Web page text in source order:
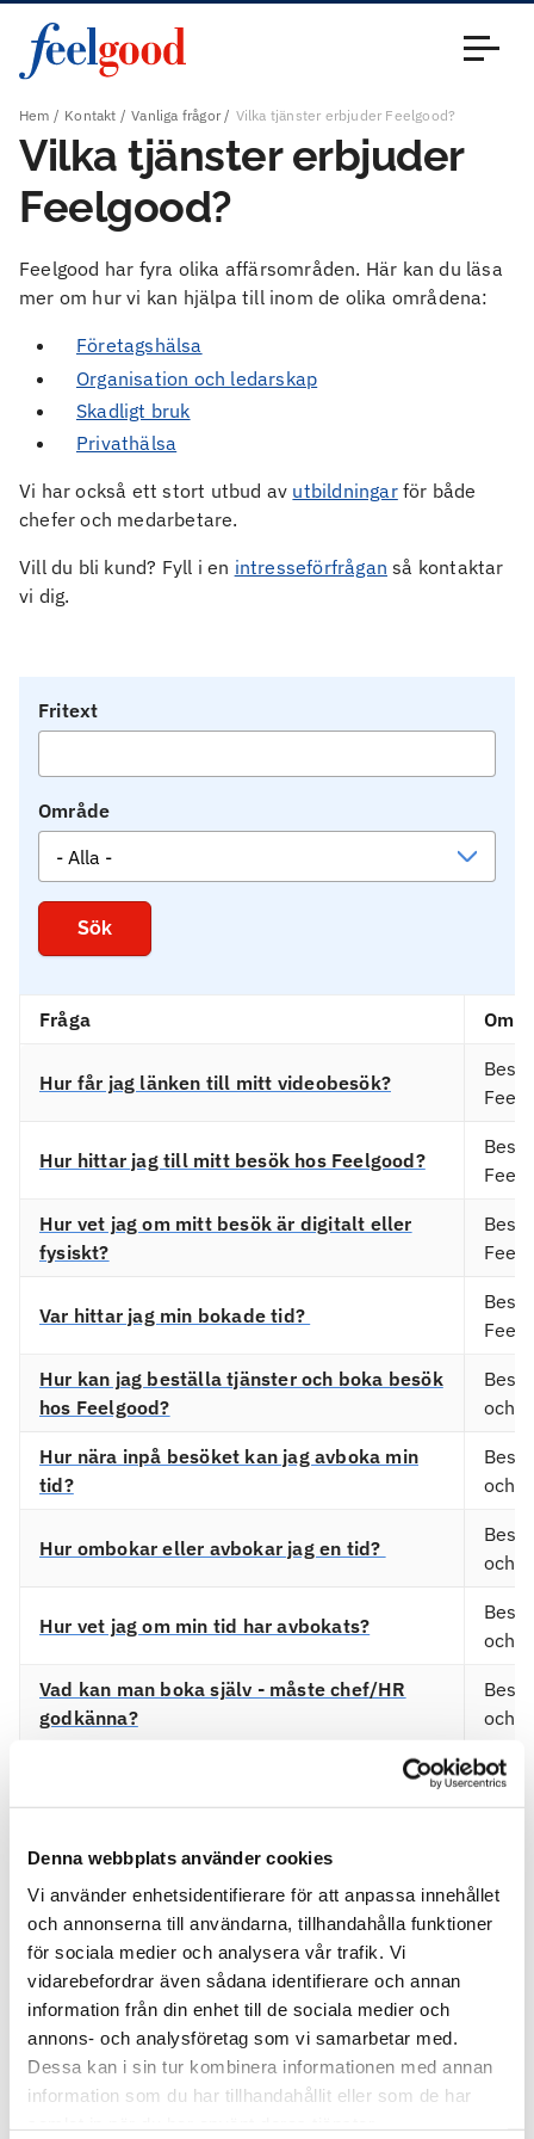
Denna webbplats använder cookies
Vi använder enhetsidentifierare för att anpassa innehållet
och annonserna till användarna, tillhandahålla funktioner
för sociala medier och analysera vår trafik. Vi
vidarebefordrar även sådana identifierare och annan
information från din enhet till de sociala medier och
annons- och analysföretag som vi samarbetar med.
Dessa kan i sin tur kombinera informationen med annan
information som du har tillhandahållit eller som de har
Hem Kontakt Vanliga frågor Vilka tjänster erbjuder Feelgood?
Vilka tjänster erbjuder
Feelgood?
Feelgood har fyra olika affärsområden. Här kan du läsa
mer om hur vi kan hjälpa till inom de olika områdena:
Företagshälsa
Organisation och ledarskap
Skadligt bruk
Privathälsa
Vi har också ett stort utbud av utbildningarför både
chefer och medarbetare.
Vill du bli kund? Fyll i en intresseförfrågan så kontaktar
vi dig.
Fritext
Område
Fråga
Hur får jag länken till mitt videobesök?
Hur hittar jag till mitt besök hos Feelgood?
Hur vet jag om mitt besök är digitalt eller
fysiskt?
Var hittar jag min bokade tid?
Hur kan jag beställa tjänster och boka besök
hos Feelgood?
och
Hur nära inpå besöket kan jag avboka min
tid?
och
Hur ombokar eller avbokar jag en tid?
och
Hur vet jag om min tid har avbokats?
och
Vad kan man boka själv - måste chef/HR
godkänna?
och
Varför skickas inte fakturaunderlaget med
Vart kan jag vända mig med fakturafrågor
om jag inte hittar svar här?
Vi vill ändra faktureringsrutin, hur gör vi?
Vilka faktureringsalternativ har Feelgood?
Vilka hos oss har tillgång till Feelgoods
Kund